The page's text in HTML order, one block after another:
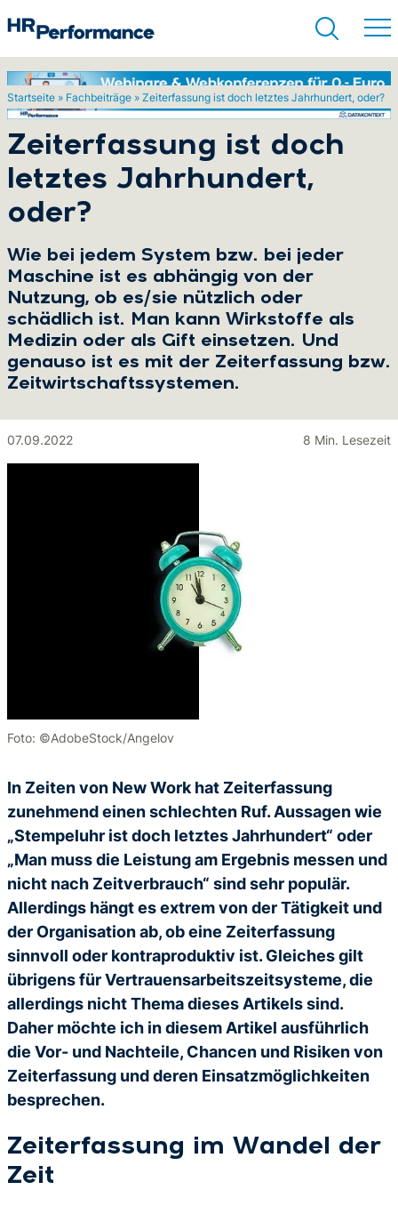
Startseite » Fachbeiträge » Zeiterfassung ist doch letztes Jahrhundert, oder?
Zeiterfassung ist doch
letztes Jahrhundert,
oder?
Wie bei jedem System bzw. bei jeder
Maschine ist es abhängig von der
Nutzung, ob es/sie nützlich oder
schädlich ist. Man kann Wirkstoffe als
Medizin oder als Gift einsetzen. Und
genauso ist es mit der Zeiterfassung bzw.
Zeitwirtschaftssystemen.
07.09.2022 8 Min. Lesezeit
Foto: ©AdobeStock/Angelov
In Zeiten von New Work hat Zeiterfassung
zunehmend einen schlechten Ruf. Aussagen wie
„Stempeluhr ist doch letztes Jahrhundert“ oder
„Man muss die Leistung am Ergebnis messen und
nicht nach Zeitverbrauch“ sind sehr populär.
Allerdings hängt es extrem von der Tätigkeit und
der Organisation ab, ob eine Zeiterfassung
sinnvoll oder kontraproduktiv ist. Gleiches gilt
übrigens für Vertrauensarbeitszeitsysteme, die
allerdings nicht Thema dieses Artikels sind.
Daher möchte ich in diesem Artikel ausführlich
die Vor- und Nachteile, Chancen und Risiken von
Zeiterfassung und deren Einsatzmöglichkeiten
besprechen.
Zeiterfassung im Wandel der
Zeit